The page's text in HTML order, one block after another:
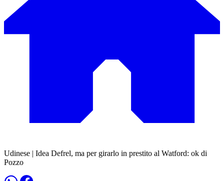
Udinese | Idea Defrel, ma per girarlo in prestito al Watford: ok di
Pozzo